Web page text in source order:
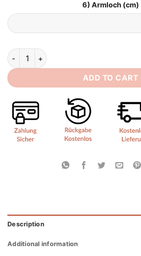
6) Armloch (cm)
Brautkleid Standesamt Lang quantity
ADD TO CART
Description
Additional information